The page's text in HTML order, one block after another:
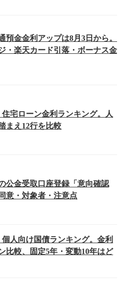
預金金利アップは8月3日から。
・楽天カード引落・ボーナス金
住宅ローン金利ランキング。人
まえ12行を比較
公金受取口座登録「意向確認
意・対象者・注意点
個人向け国債ランキング。金利
比較、固定5年・変動10年はど